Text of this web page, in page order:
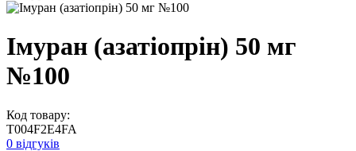
Імуран (азатіопрін) 50 мг
№100
Код товару:
T004F2E4FA
0 відгуків